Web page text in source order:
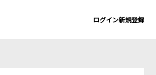
ログイン新規登録